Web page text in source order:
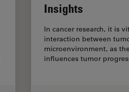
Insights
In cancer research, it is
interaction between
microenvironment, as
influences tumor